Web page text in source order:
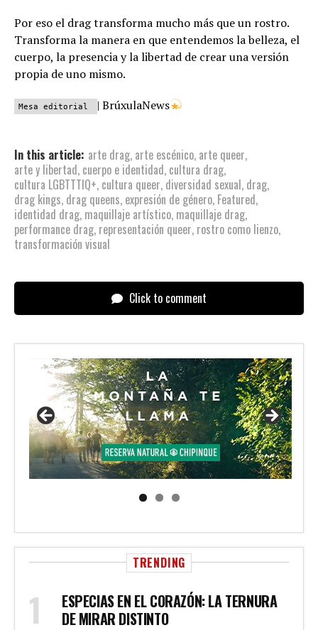
Por eso el drag transforma mucho más que un rostro.
Transforma la manera en que entendemos la belleza, el
cuerpo, la presencia y la libertad de crear una versión
propia de uno mismo.
Mesa editorial | BrúxulaNews
In this article: arte drag, arte escénico, arte queer,
arte y libertad, cuerpo e identidad, cultura drag,
cultura LGBTTTIQ+, cultura queer, diversidad sexual, drag,
drag kings, drag queens, expresión de género, Featured,
identidad drag, maquillaje artístico, maquillaje drag,
performance drag, representación queer, rostro como lienzo,
transformación visual
Click to comment
TRENDING
ESPECIAS EN EL CORAZÓN: LA TERNURA
DE MIRAR DISTINTO